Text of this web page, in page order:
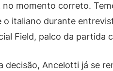
no momento correto.
o italiano durante
Field, palco da partida
decisão, Ancelotti já se